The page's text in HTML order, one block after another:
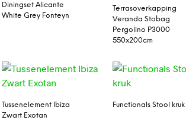
Diningset Alicante
White Grey Fonteyn
Terrasoverkapping
Veranda Stobag
Pergolino P3000
550x200cm
Tussenelement Ibiza
Zwart Exotan
Functionals Stool kruk